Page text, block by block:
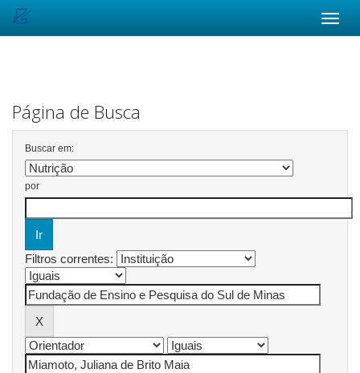
Página de Busca
Buscar em:
por
Filtros correntes: